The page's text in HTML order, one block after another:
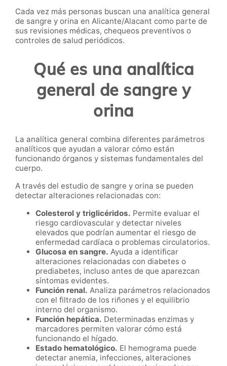
Cada vez más personas buscan una analítica general
de sangre y orina en Alicante/Alacant como parte de
sus revisiones médicas, chequeos preventivos o
controles de salud periódicos.
Qué es una analítica
general de sangre y
orina
La analítica general combina diferentes parámetros
analíticos que ayudan a valorar cómo están
funcionando órganos y sistemas fundamentales del
cuerpo.
A través del estudio de sangre y orina se pueden
detectar alteraciones relacionadas con:
Colesterol y triglicéridos. Permite evaluar el
riesgo cardiovascular y detectar niveles
elevados que podrían aumentar el riesgo de
enfermedad cardíaca o problemas circulatorios.
Glucosa en sangre. Ayuda a identificar
alteraciones relacionadas con diabetes o
prediabetes, incluso antes de que aparezcan
síntomas evidentes.
Función renal. Analiza parámetros relacionados
con el filtrado de los riñones y el equilibrio
interno del organismo.
Función hepática. Determinadas enzimas y
marcadores permiten valorar cómo está
funcionando el hígado.
Estado hematológico. El hemograma puede
detectar anemia, infecciones, alteraciones